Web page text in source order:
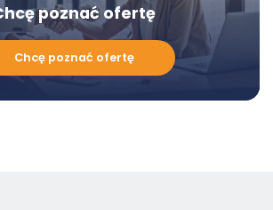
poznać ofertę
Chcę poznać ofertę